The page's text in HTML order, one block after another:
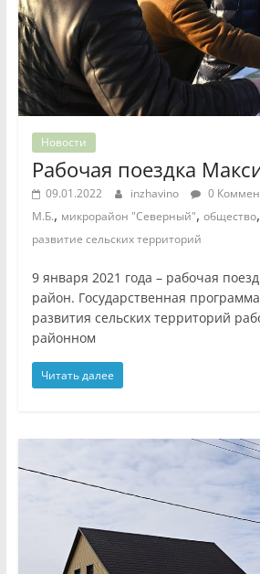
Новости
Рабочая поездка
09.01.2022 inzhavino 0
М.Б., микрорайон "Северный", общество,
развитие сельских территорий
9 января 2021 года – рабочая
район. Государственная
развития сельских территорий
районном
Читать далее